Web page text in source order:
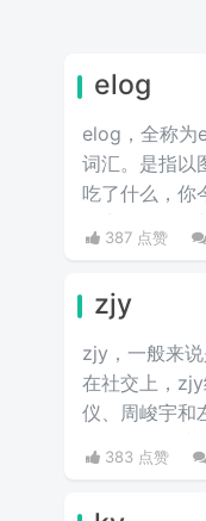
elog
elog，全称为
词汇。是指以
吃了什么，你
387 点赞
zjy
zjy，一般来
在社交上，
仪、周峻宇和
383 点赞